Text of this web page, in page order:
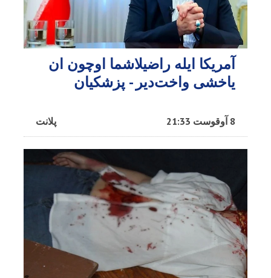
آمریکا ایله راضیلاشما اوچون ان
یاخشی واخت‌دیر - پزشکیان
پلانت 8 آوقوست 21:33